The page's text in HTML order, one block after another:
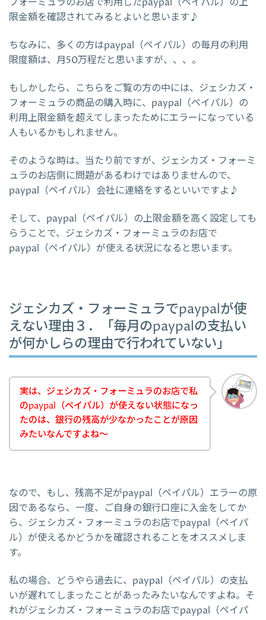
限金額を確認されてみるとよいと思います♪
ちなみに、多くの方はpaypal（ペイパル）の毎月の利用
限度額は、月50万程だと思いますが、、、。
もしかしたら、こちらをご覧の方の中には、ジェシカズ・
フォーミュラの商品の購入時に、paypal（ペイパル）の
利用上限金額を超えてしまったためにエラーになっている
人もいるかもしれません。
そのような時は、当たり前ですが、ジェシカズ・フォーミ
ュラのお店側に問題があるわけではありませんので、
paypal（ペイパル）会社に連絡をするといいですよ♪
そして、paypal（ペイパル）の上限金額を高く設定しても
らうことで、ジェシカズ・フォーミュラのお店で
paypal（ペイパル）が使える状況になると思います。
ジェシカズ・フォーミュラでpaypalが使
えない理由３．「毎月のpaypalの支払い
が何かしらの理由で行われていない」
実は、ジェシカズ・フォーミュラのお店で私
のpaypal（ペイパル）が使えない状態になっ
たのは、銀行の残高が少なかったことが原因
みたいなんですよね～
なので、もし、残高不足がpaypal（ペイパル）エラーの原
因であるなら、一度、ご自身の銀行口座に入金をしてか
ら、ジェシカズ・フォーミュラのお店でpaypal（ペイパ
ル）が使えるかどうかを確認されることをオススメしま
す。
私の場合、どうやら過去に、paypal（ペイパル）の支払
いが遅れてしまったことがあったみたいなんですよね。そ
れがジェシカズ・フォーミュラのお店でpaypal（ペイパ